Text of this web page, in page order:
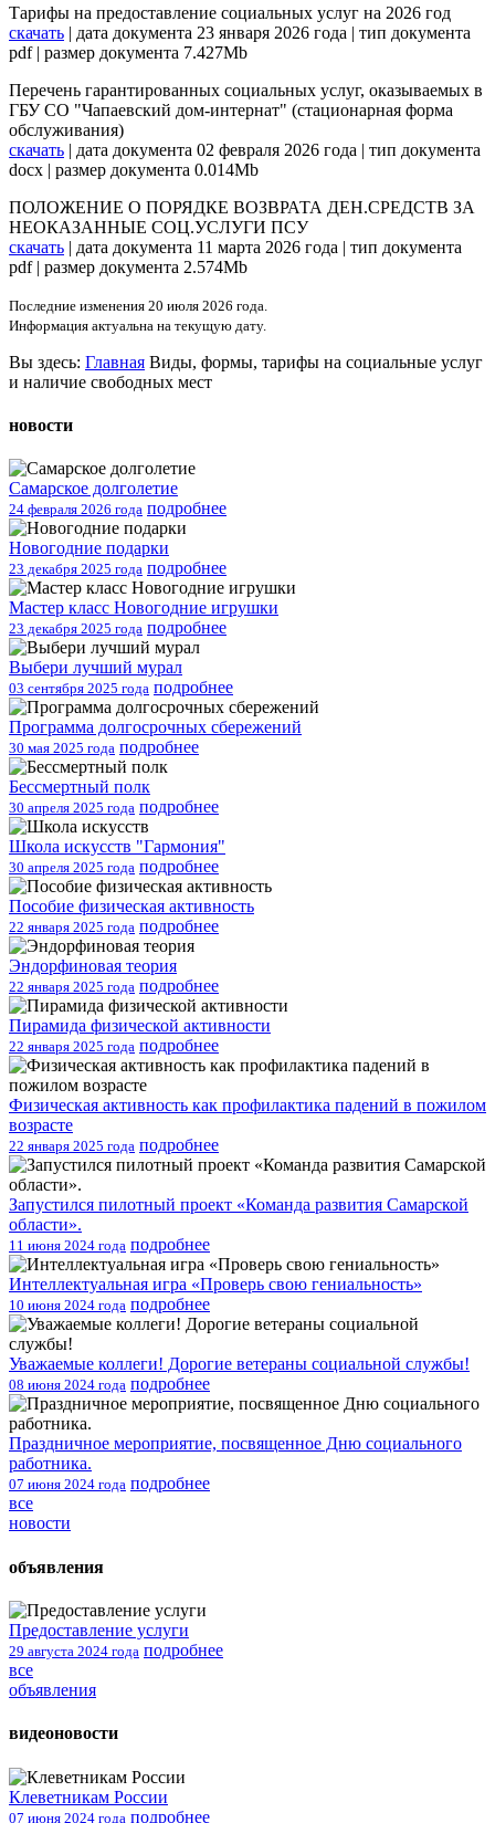
Тарифы на предоставление социальных услуг на 2026 год
скачать | дата документа 23 января 2026 года | тип документа
pdf | размер документа 7.427Mb
Перечень гарантированных социальных услуг, оказываемых в
ГБУ СО "Чапаевский дом-интернат" (стационарная форма
обслуживания)
скачать | дата документа 02 февраля 2026 года | тип документа
docx | размер документа 0.014Mb
ПОЛОЖЕНИЕ О ПОРЯДКЕ ВОЗВРАТА ДЕН.СРЕДСТВ ЗА
НЕОКАЗАННЫЕ СОЦ.УСЛУГИ ПСУ
скачать | дата документа 11 марта 2026 года | тип документа
pdf | размер документа 2.574Mb
Последние изменения 20 июля 2026 года.
Информация актуальна на текущую дату.
Вы здесь: Главная Виды, формы, тарифы на социальные услуг
и наличие свободных мест
новости
Самарское долголетие
24 февраля 2026 года подробнее
Новогодние подарки
23 декабря 2025 года подробнее
Мастер класс Новогодние игрушки
23 декабря 2025 года подробнее
Выбери лучший мурал
03 сентября 2025 года подробнее
Программа долгосрочных сбережений
30 мая 2025 года подробнее
Бессмертный полк
30 апреля 2025 года подробнее
Школа искусств "Гармония"
30 апреля 2025 года подробнее
Пособие физическая активность
22 января 2025 года подробнее
Эндорфиновая теория
22 января 2025 года подробнее
Пирамида физической активности
22 января 2025 года подробнее
Физическая активность как профилактика падений в пожилом
возрасте
22 января 2025 года подробнее
Запустился пилотный проект «Команда развития Самарской
области».
11 июня 2024 года подробнее
Интеллектуальная игра «Проверь свою гениальность»
10 июня 2024 года подробнее
Уважаемые коллеги! Дорогие ветераны социальной службы!
08 июня 2024 года подробнее
Праздничное мероприятие, посвященное Дню социального
работника.
07 июня 2024 года подробнее
все
новости
объявления
Предоставление услуги
29 августа 2024 года подробнее
все
объявления
видеоновости
Клеветникам России
07 июня 2024 года подробнее